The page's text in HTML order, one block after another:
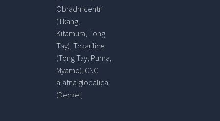
Obradni centri
(Tkang,
Kitamura, Tong
Tay), Tokarilice
(Tong Tay, Puma,
Myamo), CNC
alatna glodalica
(Deckel)